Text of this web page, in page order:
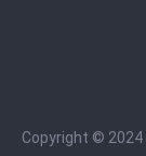
Copyright © 2024